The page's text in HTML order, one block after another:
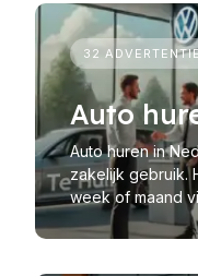
32
Auto
Auto huren in
zakelijk gebruik.
week of maand